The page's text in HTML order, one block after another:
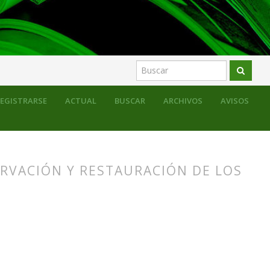
ACTUAL BUSCAR ARCHIVOS AVISOS
Y RESTAURACIÓN DE LOS